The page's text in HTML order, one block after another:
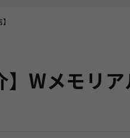
】Wメモリ